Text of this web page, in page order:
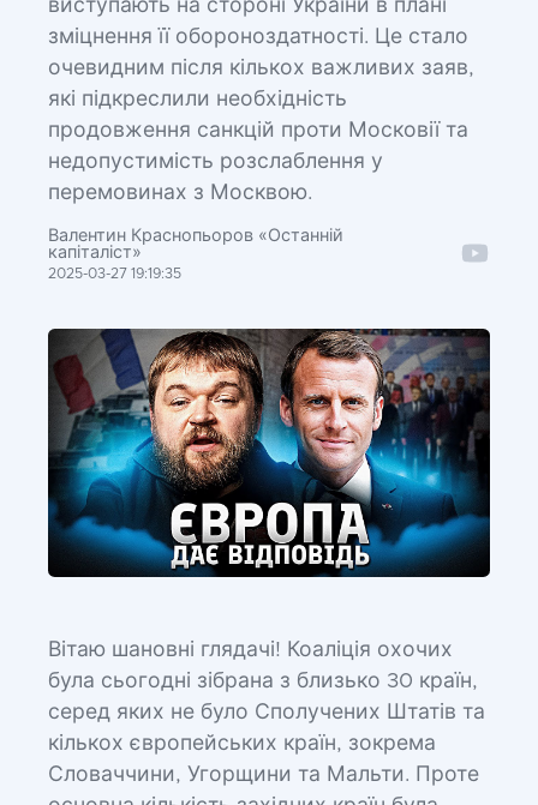
виступають на стороні України в плані
зміцнення її обороноздатності. Це стало
очевидним після кількох важливих заяв,
які підкреслили необхідність
продовження санкцій проти Московії та
недопустимість розслаблення у
перемовинах з Москвою.
Валентин Краснопьоров «Останній
капіталіст»
2025-03-27 19:19:35
Вітаю шановні глядачі! Коаліція охочих
була сьогодні зібрана з близько 30 країн,
серед яких не було Сполучених Штатів та
кількох європейських країн, зокрема
Словаччини, Угорщини та Мальти. Проте